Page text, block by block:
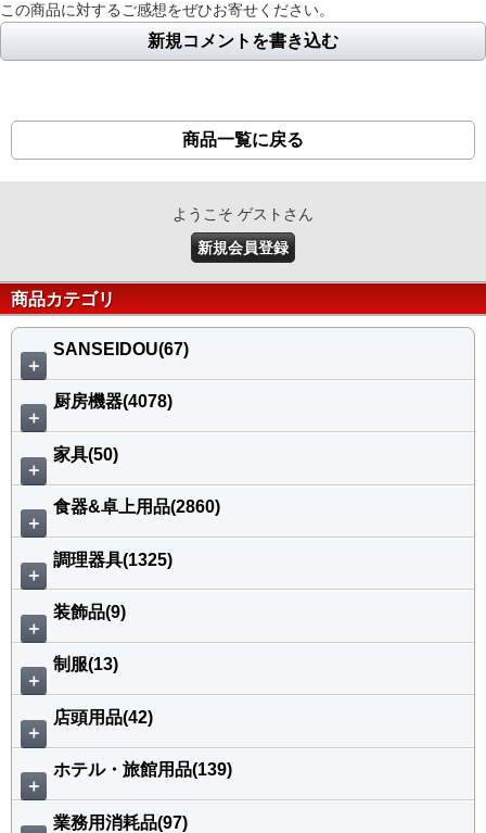
この商品に対するご感想をぜひお寄せください。
新規コメントを書き込む
商品一覧に戻る
ようこそ ゲストさん
新規会員登録
商品カテゴリ
＋
SANSEIDOU(67)
＋
厨房機器(4078)
＋
家具(50)
＋
食器&卓上用品(2860)
＋
調理器具(1325)
＋
装飾品(9)
＋
制服(13)
＋
店頭用品(42)
＋
ホテル・旅館用品(139)
業務用消耗品(97)